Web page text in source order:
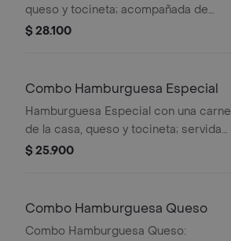
queso y tocineta; acompañada de
ensalada de repollo con zanahoria,
Incluye papas francesas y gaseosa de
250ml según disponibilidad.
$ 28.100
Combo Hamburguesa Especial
Hamburguesa Especial con una carne
de la casa, queso y tocineta; servida
con ensalada de repollo y zanahoria,
Incluye papas francesas y gaseosa de
250ml según disponibilidad.
$ 25.900
Combo Hamburguesa Queso
Combo Hamburguesa Queso: